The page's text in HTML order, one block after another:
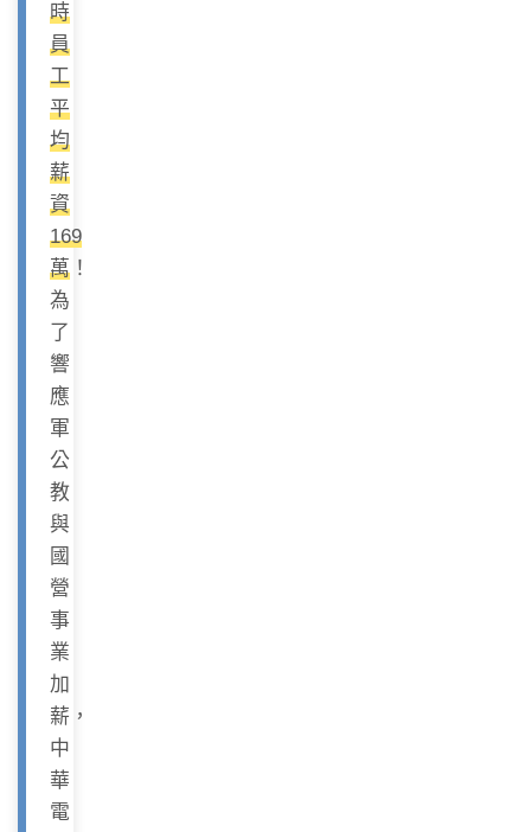
時
員
工
平
均
薪
資
169
萬 ！
為
了
響
應
軍
公
教
與
國
營
事
業
加
薪，
中
華
電